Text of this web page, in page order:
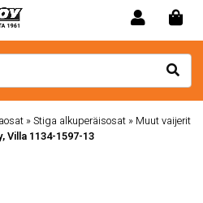
»Stiga alkuperäisosat » Muut vaijerit
Villa 1134-1597-13